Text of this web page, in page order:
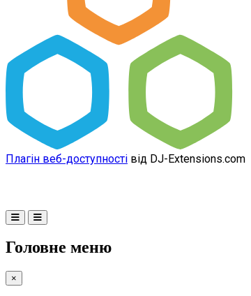
Плагін веб-доступності від DJ-Extensions.com
Головне меню
×